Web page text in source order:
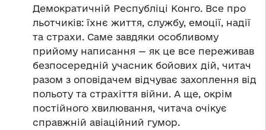
Демократичній Республіці Конго. Все про
льотчиків: їхнє життя, службу, емоції, надії
та страхи. Саме завдяки особливому
прийому написання — як це все переживав
безпосередній учасник бойових дій, читач
разом з оповідачем відчуває захоплення від
польоту та страхіття війни. А ще, окрім
постійного хвилювання, читача очікує
справжній авіаційний гумор.